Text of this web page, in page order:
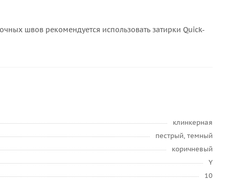
швов рекомендуется использовать затирки Quick-
клинкерная
пестрый, темный
коричневый
Y
10